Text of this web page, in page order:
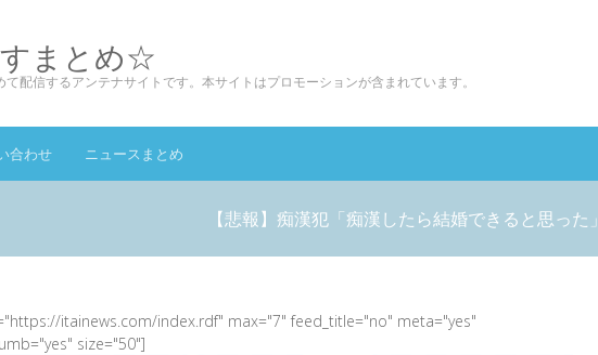
まとめ☆
配信するアンテナサイトです。本サイトはプロモーションが含まれています。
合わせ ニュースまとめ
【悲報】痴漢犯「痴漢したら結婚できると思った」
itainews.com/index.rdf" max="7" feed_title="no" meta="yes"
size="50"]